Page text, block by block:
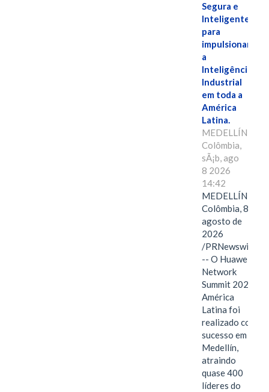
Segura e
Inteligente"
para
impulsionar
a
Inteligência
Industrial
em toda a
América
Latina.
MEDELLÍN,
Colômbia,
sÃ¡b, ago
8 2026
14:42
MEDELLÍN,
Colômbia, 8 de
agosto de
2026
/PRNewswire/
-- O Huawei
Network
Summit 2026
América
Latina foi
realizado com
sucesso em
Medellín,
atraindo
quase 400
líderes do